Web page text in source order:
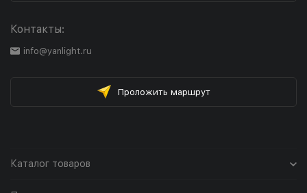
Контакты:
info@yanlight.ru
Проложить маршрут
Каталог товаров